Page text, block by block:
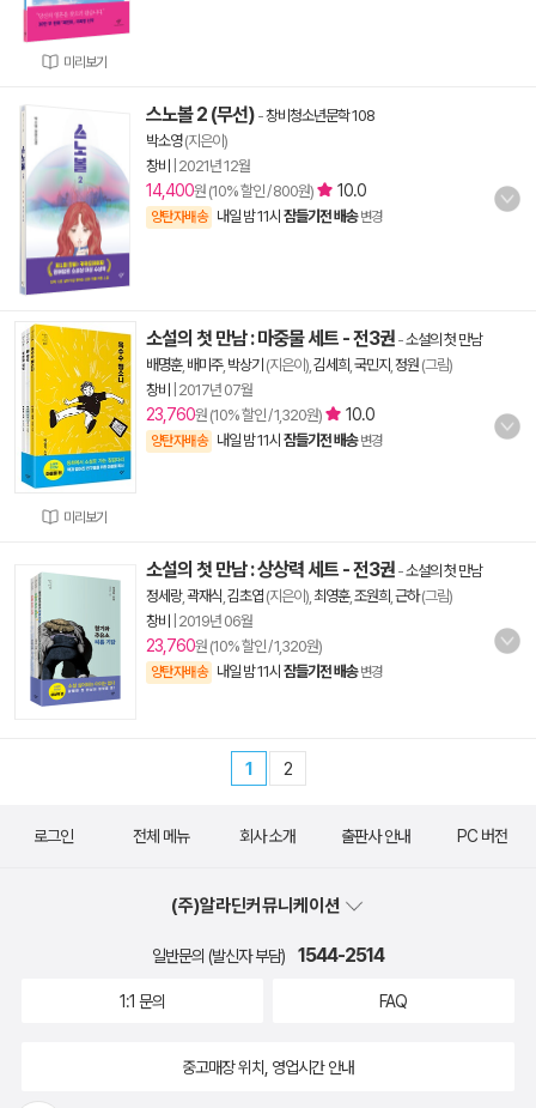
미리보기
스노볼 2 (무선) -창비청소년문학 108
박소영(지은이)
창비
2021년 12월
14,400원 (10% 할인 / 800원) 10.0
양탄자배송 내일 밤 11시 잠들기전 배송 변경
미리보기
소설의 첫 만남 : 마중물 세트 - 전3권 -소설의 첫 만남
배명훈, 배미주, 박상기 (지은이), 김세희 국민지 정원 (그림)
창비
2017년 07월
23,760원 (10% 할인 / 1,320원) 10.0
양탄자배송 내일 밤 11시 잠들기전 배송 변경
소설의 첫 만남 : 상상력 세트 - 전3권 -소설의 첫 만남
정세랑, 곽재식 김초엽 (지은이), 최영훈, 조원희 근하(그림)
창비
2019년 06월
23,760원 (10% 할인 / 1,320원)
양탄자배송 내일 밤 11시 잠들기전 배송 변경
1 2
로그인 전체 메뉴 회사 소개 출판사 안내 PC 버전
(주)알라딘커뮤니케이션
일반문의 (발신자 부담) 1544-2514
1:1 문의 FAQ
중고매장 위치, 영업시간 안내